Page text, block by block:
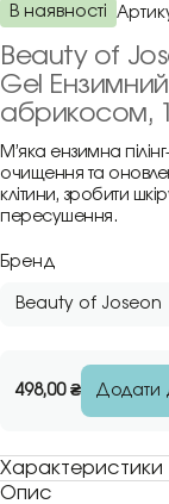
В наявності
Beauty of
Gel Ензимний
абрикосом,
М’яка ензимна
очищення та
клітини, зробити
пересушення.
Бренд
Beauty of Joseon
498,00₴ Додати
Характеристики
Опис